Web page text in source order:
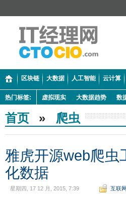
区块链 大数据 人工智能 云计算
热门标签: 虚拟现实 大数据趋势 数
首页 » 爬虫
雅虎开源web爬虫
化数据
星期四, 17 12 月, 2015, 7:39 互联网